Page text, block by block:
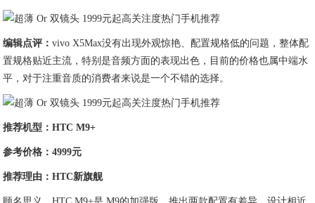
编辑点评：vivo X5Max没有出现外观惊艳、配置规格低的问题，整体配
置规格贴近主流，特别是音频方面的表现出色，目前的价格也属中端水
平，对于注重音质的消费者来说是一个不错的选择。
推荐机型：HTC M9+
参考价格：4999元
推荐理由：HTC新旗舰